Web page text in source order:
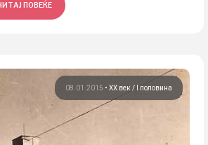
ПОВЕЌЕ
08.01.2015 • ХХ век / I половина